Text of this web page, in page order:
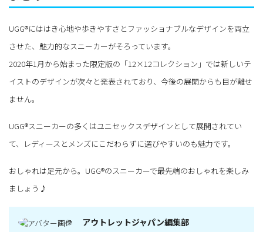
UGG®にははき心地や歩きやすさとファッショナブルなデザインを両立
させた、魅力的なスニーカーがそろっています。
2020年1月から始まった限定版の「12×12コレクション」では新しいテ
イストのデザインが次々と発表されており、今後の展開からも目が離せ
ません。
UGG®スニーカーの多くはユニセックスデザインとして展開されてい
て、レディースとメンズにこだわらずに選びやすいのも魅力です。
おしゃれは足元から。UGG®のスニーカーで最先端のおしゃれを楽しみ
ましょう♪
アウトレットジャパン編集部